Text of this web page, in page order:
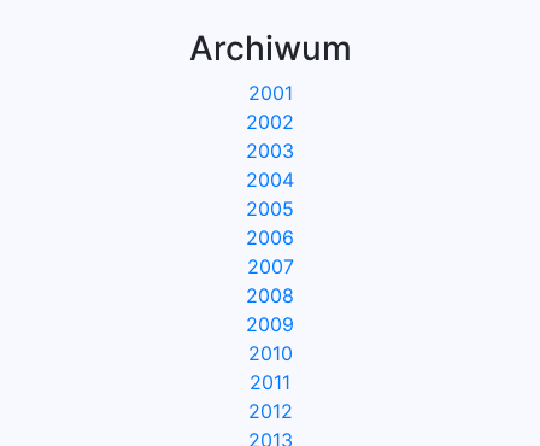
Archiwum
2001
2002
2003
2004
2005
2006
2007
2008
2009
2010
2011
2012
2013